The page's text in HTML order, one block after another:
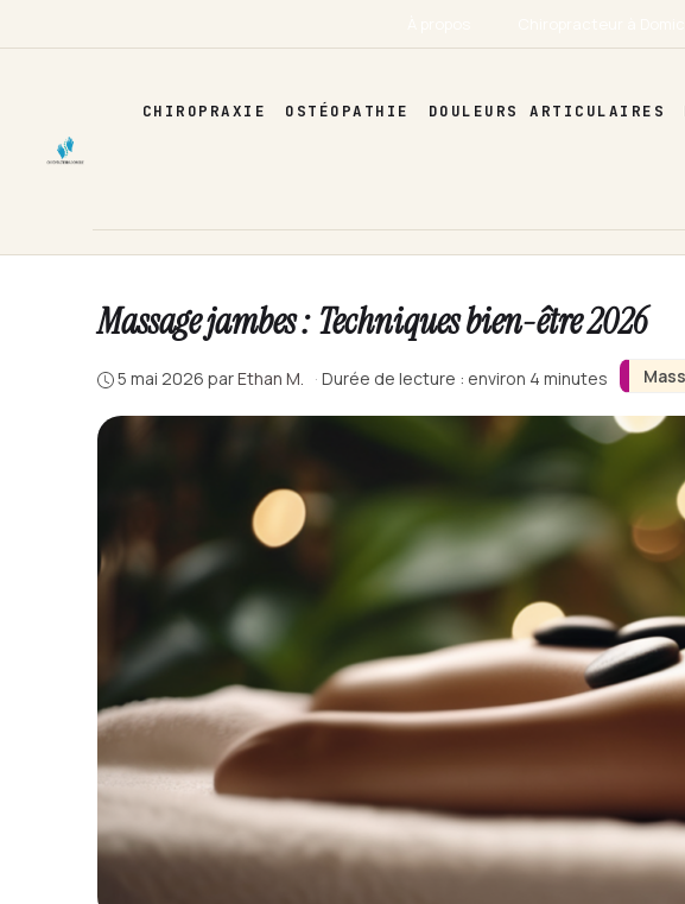
au
CHIROPRAXIE OSTÉOPATHIE DOULEURS ARTICULAIRES
Massage jambes : Techniques bien-être 2026
5 mai 2026 parEthan M. · Durée de lecture : environ 4 minutes